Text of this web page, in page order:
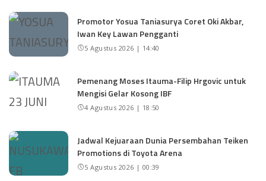
Promotor Yosua Taniasurya Coret Oki Akbar,
Iwan Key Lawan Pengganti
5 Agustus 2026 | 14:40
Pemenang Moses Itauma-Filip Hrgovic untuk
Mengisi Gelar Kosong IBF
4 Agustus 2026 | 18:50
Jadwal Kejuaraan Dunia Persembahan Teiken
Promotions di Toyota Arena
5 Agustus 2026 | 00:39